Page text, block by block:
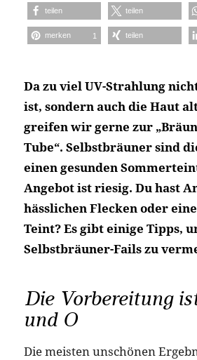
teilen teilen
merken 1 teilen
Da zu viel UV-Strahlung
ist, sondern auch die Haut
greifen wir gerne zur
Tube“. Selbstbräuner sind
einen gesunden
Angebot ist riesig. Du hast
hässlichen Flecken oder
Teint? Es gibt einige Tipps,
Selbstbräuner-Fails zu
Die Vorbereitung
und O
Die meisten unschönen